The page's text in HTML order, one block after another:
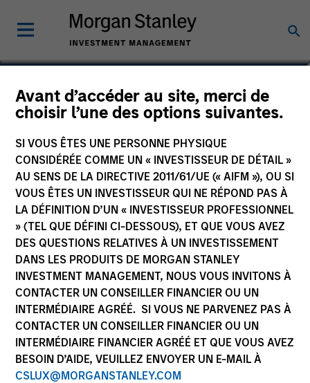
Avant d’accéder au site, merci de
choisir l’une des options suivantes.
SI VOUS ÊTES UNE PERSONNE PHYSIQUE
CONSIDÉRÉE COMME UN « INVESTISSEUR DE DÉTAIL »
AU SENS DE LA DIRECTIVE 2011/61/UE (« AIFM »), OU SI
VOUS ÊTES UN INVESTISSEUR QUI NE RÉPOND PAS À
LA DÉFINITION D’UN « INVESTISSEUR PROFESSIONNEL
» (TEL QUE DÉFINI CI-DESSOUS), ET QUE VOUS AVEZ
DES QUESTIONS RELATIVES À UN INVESTISSEMENT
DANS LES PRODUITS DE MORGAN STANLEY
INVESTMENT MANAGEMENT, NOUS VOUS INVITONS À
CONTACTER UN CONSEILLER FINANCIER OU UN
INTERMÉDIAIRE AGRÉÉ. SI VOUS NE PARVENEZ PAS À
CONTACTER UN CONSEILLER FINANCIER OU UN
INTERMÉDIAIRE FINANCIER AGRÉÉ ET QUE VOUS AVEZ
BESOIN D’AIDE, VEUILLEZ ENVOYER UN E-MAIL À
CSLUX@MORGANSTANLEY.COM
Lee Bertram
Executive Director